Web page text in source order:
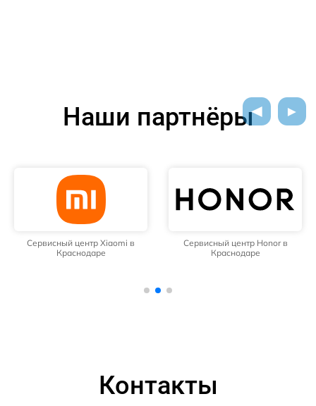
Наши партнёры
Сервисный центр Xiaomi в
Краснодаре
Сервисный центр Honor в
Краснодаре
Контакты